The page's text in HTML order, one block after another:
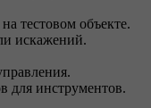
тестовом объекте.
искажений.
для инструментов.